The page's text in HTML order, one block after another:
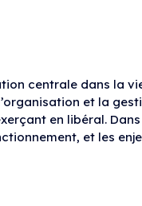
centrale dans la
et la
en libéral.
et les